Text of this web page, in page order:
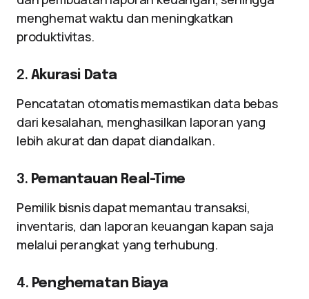
menghemat waktu dan meningkatkan
produktivitas.
2. Akurasi Data
Pencatatan otomatis memastikan data bebas
dari kesalahan, menghasilkan laporan yang
lebih akurat dan dapat diandalkan.
3. Pemantauan Real-Time
Pemilik bisnis dapat memantau transaksi,
inventaris, dan laporan keuangan kapan saja
melalui perangkat yang terhubung.
4. Penghematan Biaya